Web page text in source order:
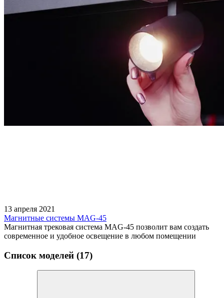
13 апреля 2021
Магнитные системы MAG-45
Магнитная трековая система MAG-45 позволит вам создать
современное и удобное освещение в любом помещении
Список моделей (17)